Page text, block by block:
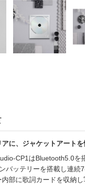
に、ジャケットアート
CP1はBluetooth5.0を
バッテリーを搭載し連続
部に歌詞カードを収納